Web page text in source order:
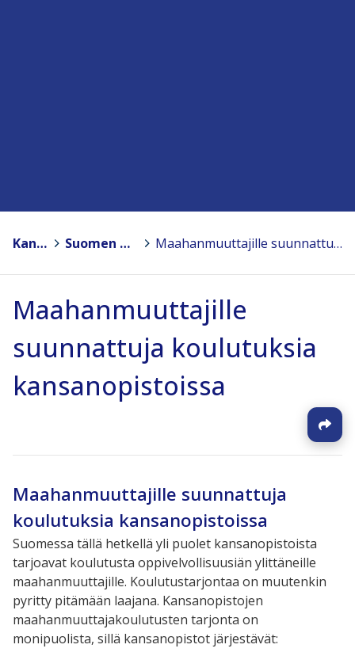
Kansanopistot Suomen Kansanopistoyhdistys – Finlands Folkhögskolförening ry Maahanmuuttajille suunnattuja koulutuksia kansanopistoissa
Maahanmuuttajille
suunnattuja koulutuksia
kansanopistoissa
Maahanmuuttajille suunnattuja
koulutuksia kansanopistoissa
Suomessa tällä hetkellä yli puolet kansanopistoista
tarjoavat koulutusta oppivelvollisuusiän ylittäneille
maahanmuuttajille. Koulutustarjontaa on muutenkin
pyritty pitämään laajana. Kansanopistojen
maahanmuuttajakoulutusten tarjonta on
monipuolista, sillä kansanopistot järjestävät: